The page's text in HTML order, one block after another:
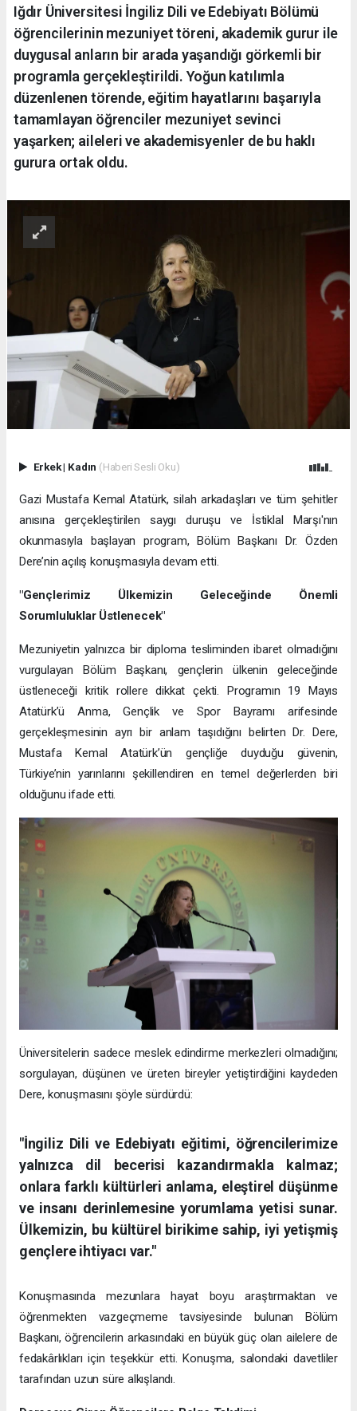
Iğdır Üniversitesi İngiliz Dili ve Edebiyatı Bölümü
öğrencilerinin mezuniyet töreni, akademik gurur ile
duygusal anların bir arada yaşandığı görkemli bir
programla gerçekleştirildi. Yoğun katılımla
düzenlenen törende, eğitim hayatlarını başarıyla
tamamlayan öğrenciler mezuniyet sevinci
yaşarken; aileleri ve akademisyenler de bu haklı
gurura ortak oldu.
Erkek| Kadın (Haberi Sesli Oku)
Gazi Mustafa Kemal Atatürk, silah arkadaşları ve tüm şehitler
anısına gerçekleştirilen saygı duruşu ve İstiklal Marşı'nın
okunmasıyla başlayan program, Bölüm Başkanı Dr. Özden
Dere’nin açılış konuşmasıyla devam etti.
"Gençlerimiz Ülkemizin Geleceğinde Önemli
Sorumluluklar Üstlenecek"
Mezuniyetin yalnızca bir diploma tesliminden ibaret olmadığını
vurgulayan Bölüm Başkanı, gençlerin ülkenin geleceğinde
üstleneceği kritik rollere dikkat çekti. Programın 19 Mayıs
Atatürk’ü Anma, Gençlik ve Spor Bayramı arifesinde
gerçekleşmesinin ayrı bir anlam taşıdığını belirten Dr. Dere,
Mustafa Kemal Atatürk’ün gençliğe duyduğu güvenin,
Türkiye’nin yarınlarını şekillendiren en temel değerlerden biri
olduğunu ifade etti.
Üniversitelerin sadece meslek edindirme merkezleri olmadığını;
sorgulayan, düşünen ve üreten bireyler yetiştirdiğini kaydeden
Dere, konuşmasını şöyle sürdürdü:
"İngiliz Dili ve Edebiyatı eğitimi, öğrencilerimize
yalnızca dil becerisi kazandırmakla kalmaz;
onlara farklı kültürleri anlama, eleştirel düşünme
ve insanı derinlemesine yorumlama yetisi sunar.
Ülkemizin, bu kültürel birikime sahip, iyi yetişmiş
gençlere ihtiyacı var."
Konuşmasında mezunlara hayat boyu araştırmaktan ve
öğrenmekten vazgeçmeme tavsiyesinde bulunan Bölüm
Başkanı, öğrencilerin arkasındaki en büyük güç olan ailelere de
fedakârlıkları için teşekkür etti. Konuşma, salondaki davetliler
tarafından uzun süre alkışlandı.